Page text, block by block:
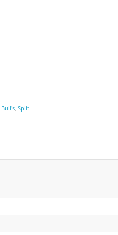
Bull's ,Split